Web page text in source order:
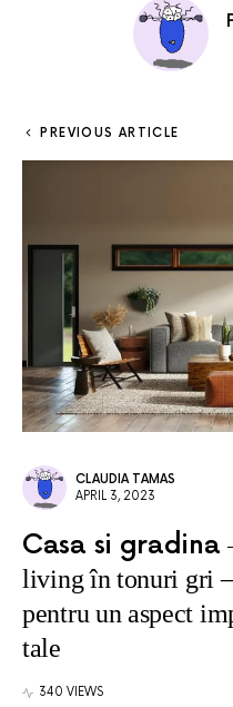
PREVIOUS ARTICLE
CLAUDIA TAMAS
APRIL 3, 2023
Casa si gradina
living în tonuri gri
pentru un aspect
tale
340 VIEWS